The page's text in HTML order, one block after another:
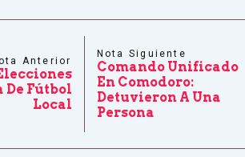
Anterior
De Fútbol
Local
Nota Siguiente
Comando Unificado
En Comodoro:
Detuvieron A Una
Persona